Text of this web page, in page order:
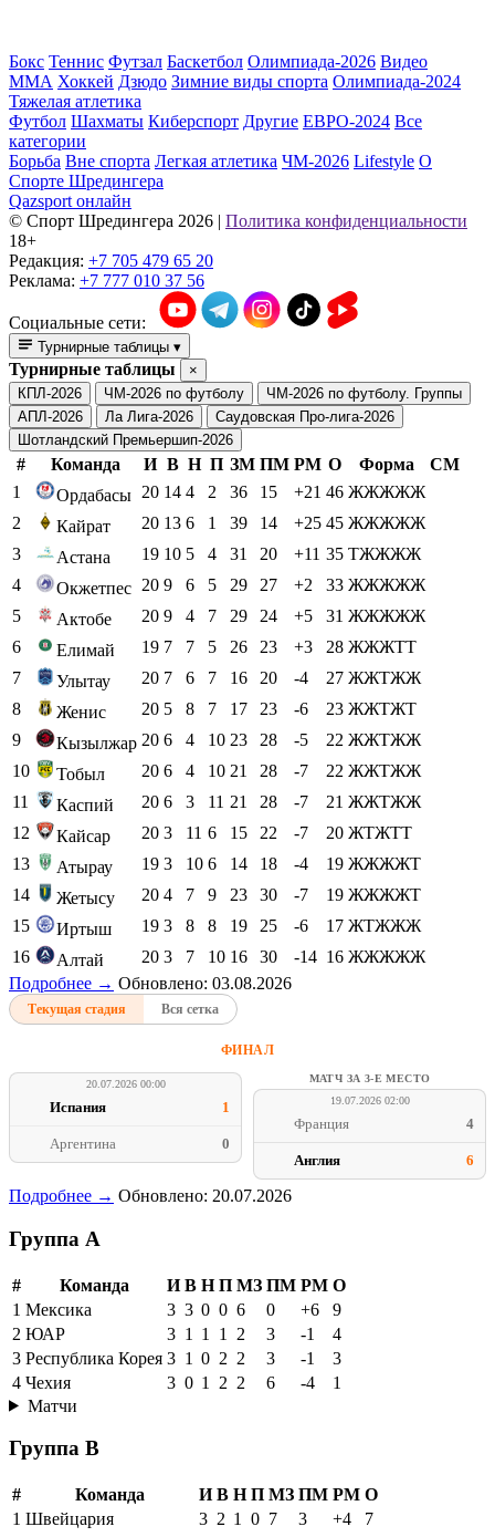
Бокс Теннис Футзал Баскетбол Олимпиада-2026 Видео
ММА Хоккей Дзюдо Зимние виды спорта Олимпиада-2024
Тяжелая атлетика
Футбол Шахматы Киберспорт Другие ЕВРО-2024 Все
категории
Борьба Вне спорта Легкая атлетика ЧМ-2026 Lifestyle О
Спорте Шредингера
Qazsport онлайн
© Cпорт Шредингера 2026 | Политика конфиденциальности
18+
Редакция: +7 705 479 65 20
Реклама: +7 777 010 37 56
Социальные сети:
Турнирные таблицы ▾
Турнирные таблицы
×
КПЛ-2026
ЧМ-2026 по футболу
ЧМ-2026 по футболу. Группы
АПЛ-2026
Ла Лига-2026
Саудовская Про-лига-2026
Шотландский Премьершип-2026
# Команда И В Н П ЗМ ПМ РМ О Форма
СМ
1
Ордабасы 20 14 4 2 36 15 +21 46 ЖЖЖЖЖ
2
Кайрат 20 13 6 1 39 14 +25 45 ЖЖЖЖЖ
3
Астана 19 10 5 4 31 20 +11 35 ТЖЖЖЖ
4
Окжетпес 20 9 6 5 29 27 +2 33 ЖЖЖЖЖ
5
Актобе 20 9 4 7 29 24 +5 31 ЖЖЖЖЖ
6
Елимай 19 7 7 5 26 23 +3 28 ЖЖЖТТ
7
Улытау 20 7 6 7 16 20 -4 27 ЖЖТЖЖ
8
Женис 20 5 8 7 17 23 -6 23 ЖЖТЖТ
9
Кызылжар 20 6 4 10 23 28 -5 22 ЖЖТЖЖ
10
Тобыл 20 6 4 10 21 28 -7 22 ЖЖТЖЖ
11
Каспий 20 6 3 11 21 28 -7 21 ЖЖТЖЖ
12
Кайсар 20 3 11 6 15 22 -7 20 ЖТЖТТ
13
Атырау 19 3 10 6 14 18 -4 19 ЖЖЖЖТ
14
Жетысу 20 4 7 9 23 30 -7 19 ЖЖЖЖТ
15
Иртыш 19 3 8 8 19 25 -6 17 ЖТЖЖЖ
16
Алтай 20 3 7 10 16 30 -14 16 ЖЖЖЖЖ
Подробнее → Обновлено: 03.08.2026
Текущая стадия Вся сетка
ФИНАЛ
20.07.2026 00:00
Испания 1
Аргентина 0
МАТЧ ЗА 3-Е МЕСТО
19.07.2026 02:00
Франция 4
Англия 6
Подробнее → Обновлено: 20.07.2026
Группа A
# Команда И В Н П МЗ ПМ РМ О
1 Мексика 3 3 0 0 6 0 +6
9
2 ЮАР 3 1 1 1 2 3 -1
4
3 Республика Корея 3 1 0 2 2 3 -1
3
4 Чехия 3 0 1 2 2 6 -4
1
Матчи
Группа B
# Команда И В Н П МЗ ПМ РМ О
1 Швейцария 3 2 1 0 7 3 +4
7